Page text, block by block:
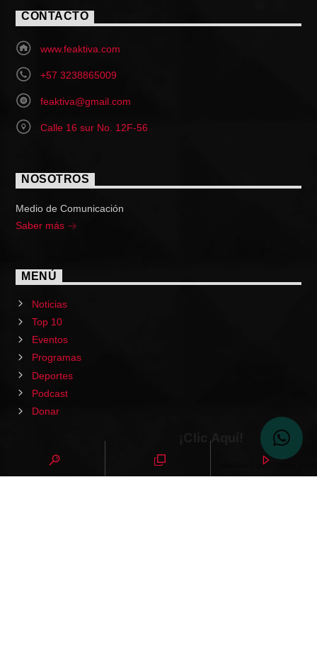
CONTACTO
www.feaktiva.com
+57 3238865009
feaktiva@gmail.com
Calle 16 sur No. 12F-56
NOSOTROS
Medio de Comunicación
Saber más
MENÚ
Noticias
Top 10
Eventos
Programas
Deportes
Podcast
Donar
¡Clic Aquí!
Available from 13:00 to 23:00